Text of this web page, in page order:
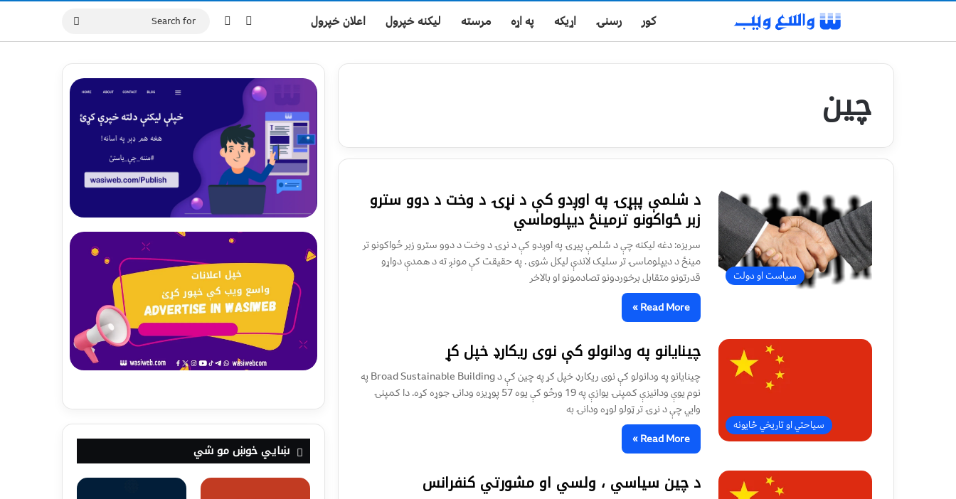
کور رسنۍ اړیکه په اړه مرسته لیکنه خپرول اعلان خپرول Log In
Switch skin
for
چین
سیاست او دولت
د شلمې پېړۍ په اوږدو کې د نړۍ د وخت د دوو سترو
زبر ځواکونو ترمينځ ديپلوماسي
سريزه: دغه ليکنه چې د شلمې پيړۍ په اوږدو کې د نړۍ د وخت د دوو سترو زبر ځواکونو تر
مينځ د ديپلوماسۍ تر سليک لاندې ليکل شوى . په حقيقت کې مونږ ته د همدې دواړو
قدرتونو متقابل برخوردونو تصادمونو او بالاخر
Read More »
سیاحتي او تاریخي ځایونه
چينايانو په ودانولو کې نوی ريکارډ خپل کړ
چينايانو په ودانولو کې نوی ريکارډ خپل کړ په چين کې د Broad Sustainable Building په
نوم يوې ودانيزې کمپنۍ يوازې په 19 ورځو کې یوه 57 پوړيزه ودانۍ جوړه کړه. دا کمپنۍ
وايي چې د نړۍ تر ټولو لوړه ودانۍ به
Read More »
د چین سیاسي ، ولسي او مشورتي کنفرانس
ښايي خوښ مو شي